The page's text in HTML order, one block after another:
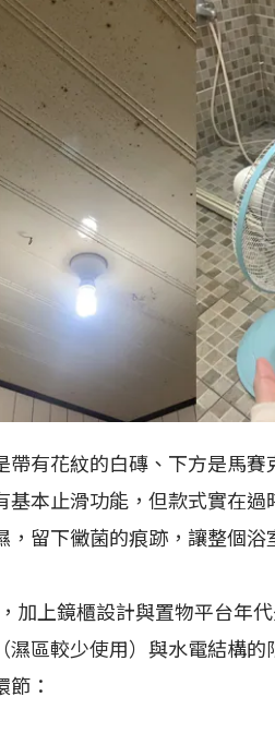
有花紋的白磚、下方是馬
本止滑功能，但款式實在
留下黴菌的痕跡，讓整個浴
加上鏡櫃設計與置物平台年
區較少使用）與水電結構
：